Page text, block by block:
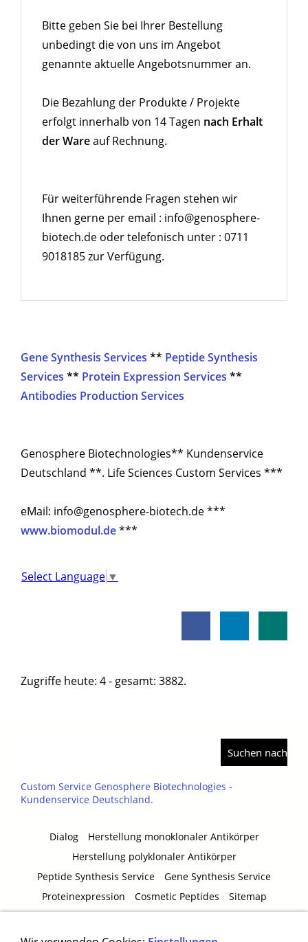
Bitte geben Sie bei Ihrer Bestellung
unbedingt die von uns im Angebot
genannte aktuelle Angebotsnummer an.
Die Bezahlung der Produkte / Projekte
erfolgt innerhalb von 14 Tagen nach Erhalt
der Wareauf Rechnung.
Für weiterführende Fragen stehen wir
Ihnen gerne per email : info@genosphere-
biotech.de oder telefonisch unter : 0711
9018185 zur Verfügung.
Gene Synthesis Services ** Peptide Synthesis
Services ** Protein Expression Services **
Antibodies Production Services
Genosphere Biotechnologies** Kundenservice
Deutschland **. Life Sciences Custom Services ***
eMail: info@genosphere-biotech.de ***
www.biomodul.de***
Select Language ▼
Zugriffe heute: 4 - gesamt: 3882.
Custom Service Genosphere Biotechnologies -
Kundenservice Deutschland.
Dialog
Herstellung monoklonaler Antikörper
Herstellung polyklonaler Antikörper
Peptide Synthesis Service
Gene Synthesis Service
Proteinexpression
Cosmetic Peptides
Sitemap
Molecular Biology Kits and Tools
AGB
Impressum
Datenschutzerklärung
Disclaimer